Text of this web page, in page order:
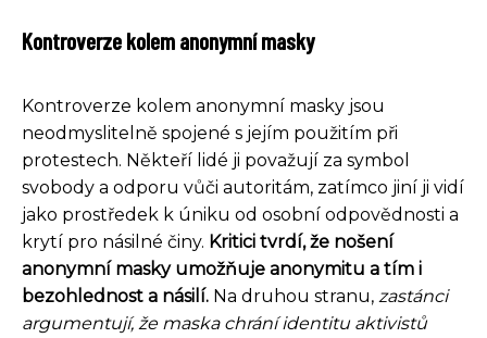
Kontroverze kolem anonymní masky
Kontroverze kolem anonymní masky jsou
neodmyslitelně spojené s jejím použitím při
protestech. Někteří lidé ji považují za symbol
svobody a odporu vůči autoritám, zatímco jiní ji vidí
jako prostředek k úniku od osobní odpovědnosti a
krytí pro násilné činy. Kritici tvrdí, že nošení
anonymní masky umožňuje anonymitu a tím i
bezohlednost a násilí. Na druhou stranu, zastánci
argumentují, že maska chrání identitu aktivistů